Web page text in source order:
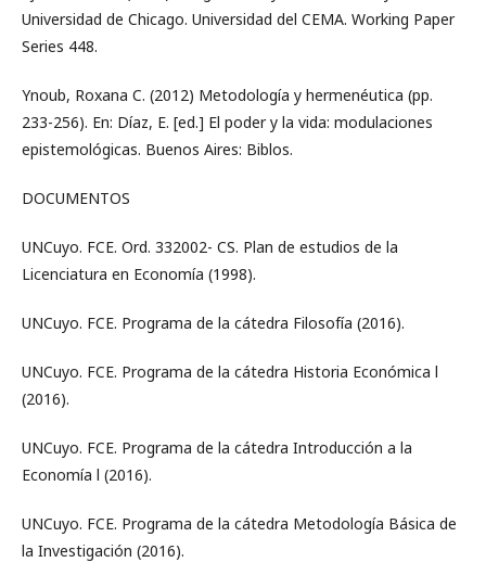
Universidad de Chicago. Universidad del CEMA. Working Paper
Series 448.
Ynoub, Roxana C. (2012) Metodología y hermenéutica (pp.
233-256). En: Díaz, E. [ed.] El poder y la vida: modulaciones
epistemológicas. Buenos Aires: Biblos.
DOCUMENTOS
UNCuyo. FCE. Ord. 332002- CS. Plan de estudios de la
Licenciatura en Economía (1998).
UNCuyo. FCE. Programa de la cátedra Filosofía (2016).
UNCuyo. FCE. Programa de la cátedra Historia Económica l
(2016).
UNCuyo. FCE. Programa de la cátedra Introducción a la
Economía l (2016).
UNCuyo. FCE. Programa de la cátedra Metodología Básica de
la Investigación (2016).